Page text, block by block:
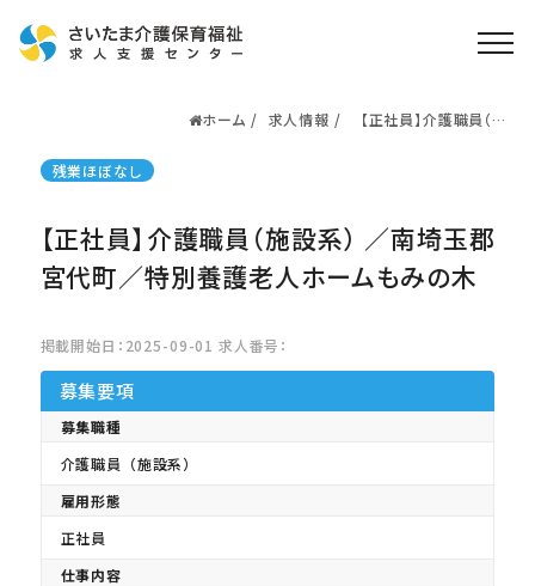
求人検索
資格取得なら
さいたま介護アカデミー
お役立ち情報
ご利用の流れ
よくある質問
プライバシーポリシー
ホーム 求人情報
【正社員】介護職員（施
残業ほぼなし
【正社員】介護職員（施設系） ／南埼玉郡
宮代町／特別養護老人ホームもみの木
掲載開始日：2025-09-01 求人番号：
募集要項
募集職種
介護職員（施設系）
雇用形態
正社員
仕事内容